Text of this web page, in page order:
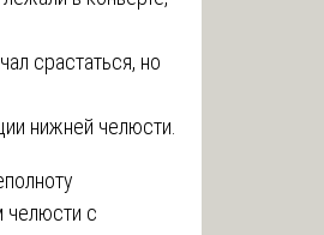
срастаться, но
нижней челюсти.
челюсти с